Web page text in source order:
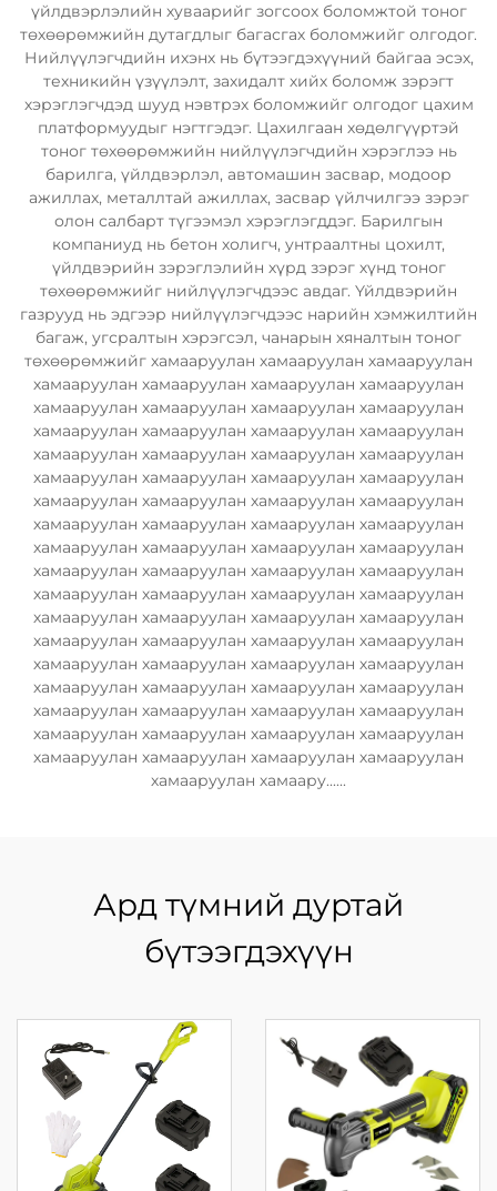
үйлдвэрлэлийн хуваарийг зогсоох боломжтой тоног
төхөөрөмжийн дутагдлыг багасгах боломжийг олгодог.
Нийлүүлэгчдийн ихэнх нь бүтээгдэхүүний байгаа эсэх,
техникийн үзүүлэлт, захидалт хийх боломж зэрэгт
хэрэглэгчдэд шууд нэвтрэх боломжийг олгодог цахим
платформуудыг нэгтгэдэг. Цахилгаан хөдөлгүүртэй
тоног төхөөрөмжийн нийлүүлэгчдийн хэрэглээ нь
барилга, үйлдвэрлэл, автомашин засвар, модоор
ажиллах, металлтай ажиллах, засвар үйлчилгээ зэрэг
олон салбарт түгээмэл хэрэглэгддэг. Барилгын
компаниуд нь бетон холигч, унтраалтны цохилт,
үйлдвэрийн зэрэглэлийн хүрд зэрэг хүнд тоног
төхөөрөмжийг нийлүүлэгчдээс авдаг. Үйлдвэрийн
газрууд нь эдгээр нийлүүлэгчдээс нарийн хэмжилтийн
багаж, угсралтын хэрэгсэл, чанарын хяналтын тоног
төхөөрөмжийг хамааруулан хамааруулан хамааруулан
хамааруулан хамааруулан хамааруулан хамааруулан
хамааруулан хамааруулан хамааруулан хамааруулан
хамааруулан хамааруулан хамааруулан хамааруулан
хамааруулан хамааруулан хамааруулан хамааруулан
хамааруулан хамааруулан хамааруулан хамааруулан
хамааруулан хамааруулан хамааруулан хамааруулан
хамааруулан хамааруулан хамааруулан хамааруулан
хамааруулан хамааруулан хамааруулан хамааруулан
хамааруулан хамааруулан хамааруулан хамааруулан
хамааруулан хамааруулан хамааруулан хамааруулан
хамааруулан хамааруулан хамааруулан хамааруулан
хамааруулан хамааруулан хамааруулан хамааруулан
хамааруулан хамааруулан хамааруулан хамааруулан
хамааруулан хамааруулан хамааруулан хамааруулан
хамааруулан хамааруулан хамааруулан хамааруулан
хамааруулан хамааруулан хамааруулан хамааруулан
хамааруулан хамааруулан хамааруулан хамааруулан
хамааруулан хамаару......
Ард түмний дуртай
бүтээгдэхүүн